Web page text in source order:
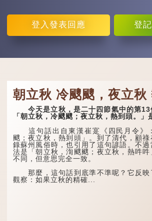
登入 發表回應 登記
朝立秋 冷颼颼，夜立秋
今天是立秋，是二十四節氣中的第13
「朝立秋，冷颼颼；夜立秋，熱到頭。」
這句話出自東漢崔寔《四民月令》
颼；夜立秋，熱到頭」。到了清代，顧
錄蘇州風俗時，也引用了這句諺語。不過
法是「朝立秋，渹颼颼；夜立秋，熱吽
不同，但意思完全一致。
那麼，這句話到底準不準呢？它反映
觀察：如果立秋的精確...